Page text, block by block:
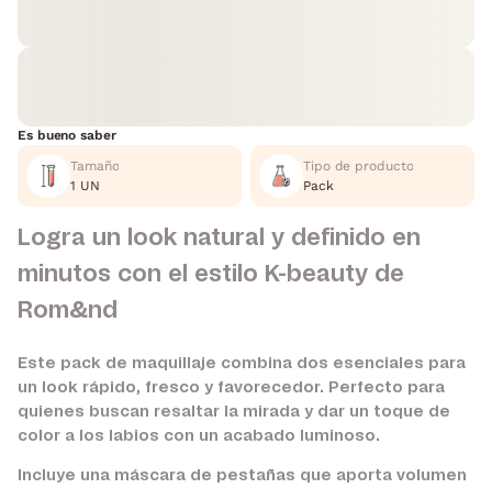
Es bueno saber
Tamaño
1 UN
Tipo de producto
Pack
Logra un look natural y definido en
minutos con el estilo K-beauty de
Rom&nd
Este pack de maquillaje combina dos esenciales para
un look rápido, fresco y favorecedor. Perfecto para
quienes buscan resaltar la mirada y dar un toque de
color a los labios con un acabado luminoso.
Incluye una máscara de pestañas que aporta volumen